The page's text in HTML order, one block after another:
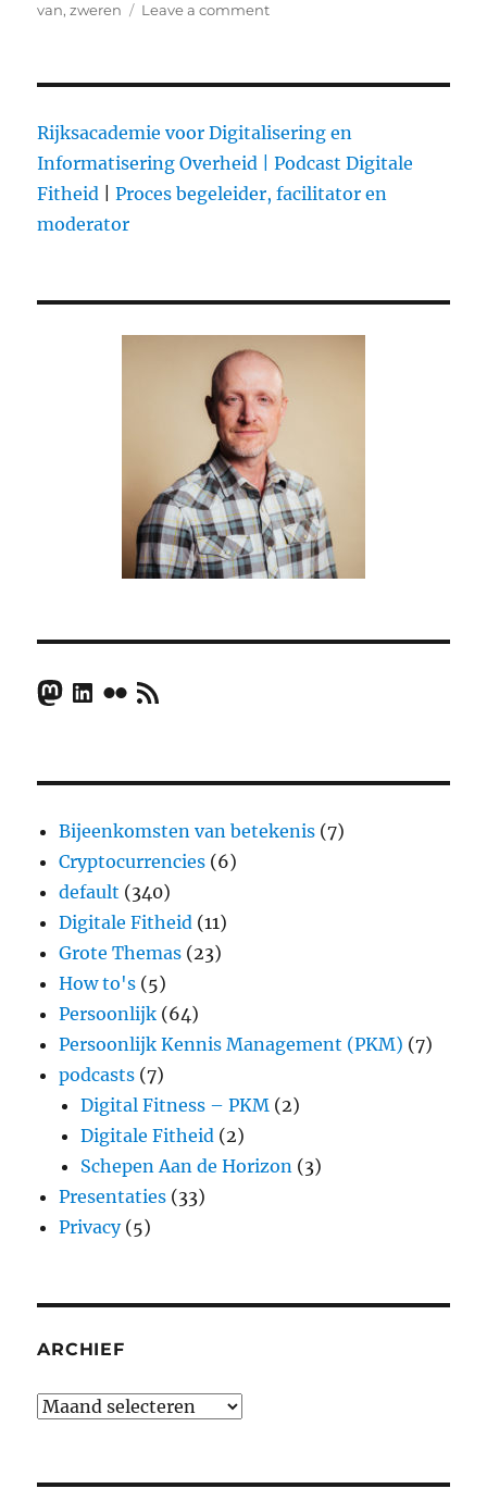
on
van,zweren Leave a comment
telefoonbezitters:
gebruikt
bij
Rijksacademie voor Digitalisering en
Informatisering Overheid |
Podcast Digitale
Fitheid |Proces begeleider, facilitator en
moderator
Mastodon
LinkedIn
FlickrRSS Feed
Bijeenkomsten van betekenis (7)
Cryptocurrencies (6)
default (340)
Digitale Fitheid (11)
Grote Themas (23)
How to's (5)
Persoonlijk (64)
Persoonlijk Kennis Management (PKM) (7)
podcasts (7)
Digital Fitness – PKM (2)
Digitale Fitheid (2)
Schepen Aan de Horizon (3)
Presentaties (33)
Privacy(5)
ARCHIEF
Archief